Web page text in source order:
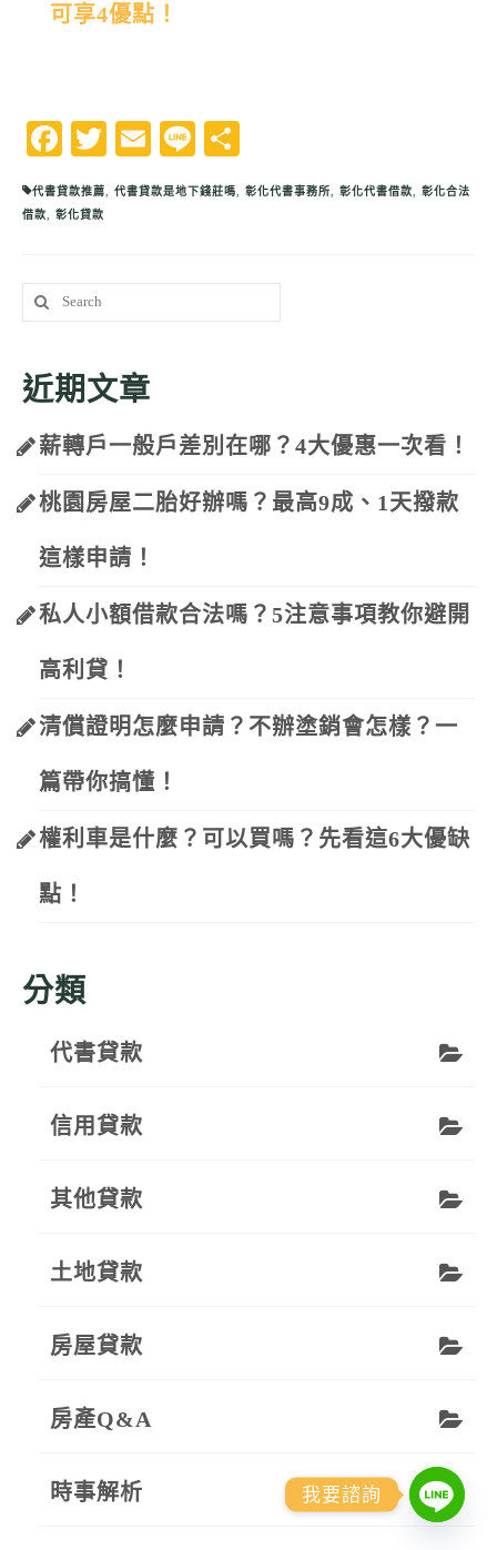
可享4優點！
Facebook
Twitter
EmailLine
享
代書貸款推薦 代書貸款是地下錢莊嗎 彰化代書事務所 彰化代書借款
彰化合法
借款
彰化貸款
Search
for:
近期文章
薪轉戶一般戶差別在哪？4大優惠一次看！
桃園房屋二胎好辦嗎？最高9成、1天撥款
這樣申請！
私人小額借款合法嗎？5注意事項教你避開
高利貸！
清償證明怎麼申請？不辦塗銷會怎樣？一
篇帶你搞懂！
權利車是什麼？可以買嗎？先看這6大優缺
點！
分類
代書貸款
信用貸款
其他貸款
土地貸款
房屋貸款
房產Q&A
時事解析 我要諮詢